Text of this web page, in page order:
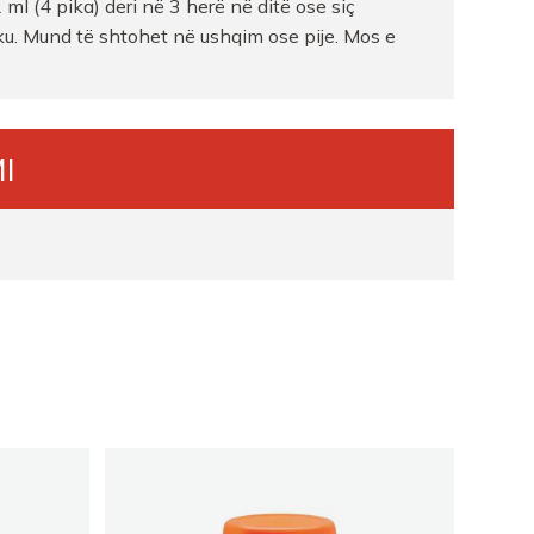
ml (4 pika) deri në 3 herë në ditë ose siç
Mund të shtohet në ushqim ose pije. Mos e